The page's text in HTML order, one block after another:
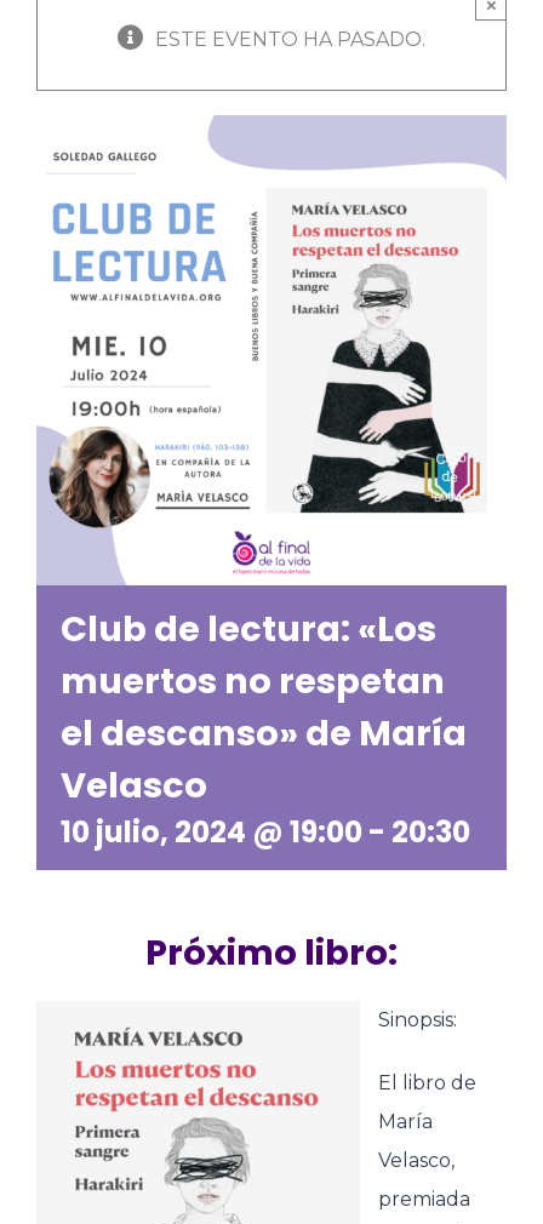
ESTE EVENTO HA PASADO.
×
Club de lectura: «Los
muertos no respetan
el descanso» de María
Velasco
10 julio, 2024 @ 19:00 - 20:30
Próximo libro:
Sinopsis:
El libro de
María
Velasco,
premiada